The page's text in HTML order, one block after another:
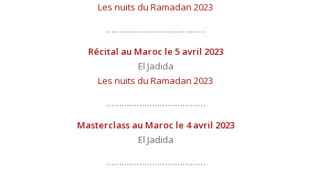
Les nuits du Ramadan 2023
…………………………………
Récital au Maroc le 5 avril 2023
El Jadida
Les nuits du Ramadan 2023
…………………………………
Masterclass au Maroc le 4 avril 2023
El Jadida
…………………………………